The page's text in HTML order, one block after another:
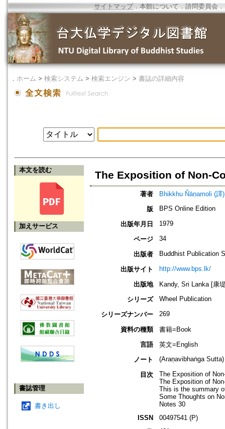
サイトマップ．本館について ． 諮問委員会 ．
． ホーム > 検索システム > 検索エンジン > 書誌の詳細内容
本文を読む
加えサービス
書誌管理
書き出し
The Exposition of Non-
著者
Bhikkhu Ñāṇamoli (譯)
版
BPS Online Edition
出版年月日 1979
ページ 34
出版者 Buddhist Publication
出版サイト http://www.bps.lk/
出版地
Kandy, Sri Lanka [康
シリーズ
Wheel Publication
シリーズナンバー 269
資料の種類
書籍=Book
言語
英文=English
ノート
(Araṇavibhaṅga
目次
The Exposition of
The Exposition of
This is the summary
Some Thoughts on
Notes 30
ISSN
00497541 (P)